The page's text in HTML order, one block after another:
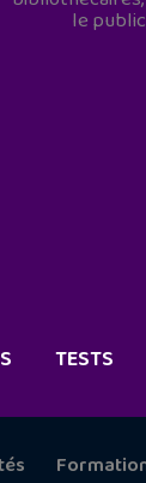
le
TESTS